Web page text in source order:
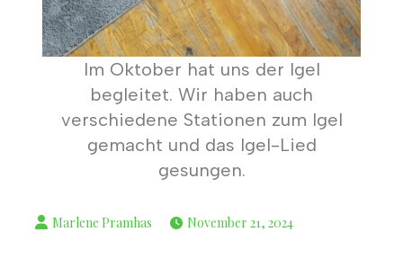
Im Oktober hat uns der Igel
begleitet. Wir haben auch
verschiedene Stationen zum Igel
gemacht und das Igel-Lied
gesungen.
November 21, 2024